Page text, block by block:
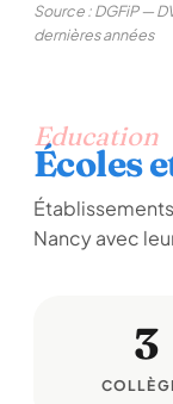
Source : DGFiP —
dernières années
Education
Écoles
Nancy avec
3